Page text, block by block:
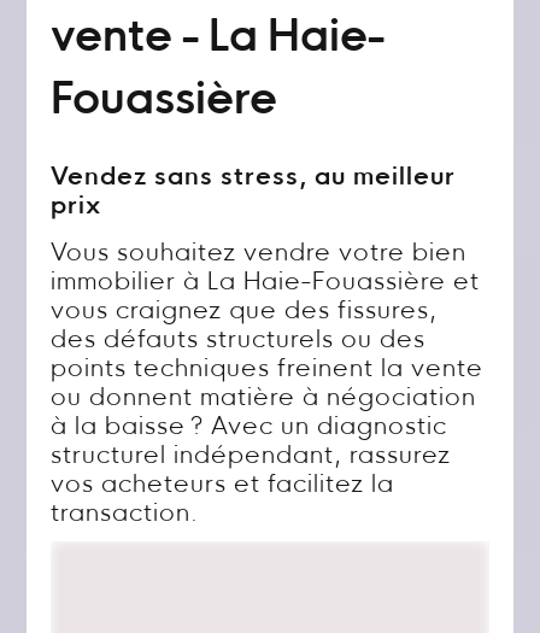
vente - La Haie-
Fouassière
Vendez sans stress, au meilleur
prix
Vous souhaitez vendre votre bien
immobilier à La Haie-Fouassière et
vous craignez que des fissures,
des défauts structurels ou des
points techniques freinent la vente
ou donnent matière à négociation
à la baisse ? Avec un diagnostic
structurel indépendant, rassurez
vos acheteurs et facilitez la
transaction.